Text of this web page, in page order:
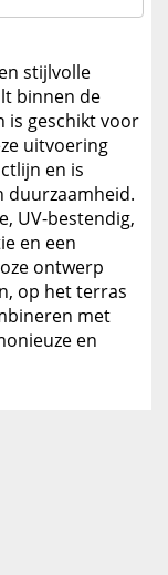
stijlvolle
binnen de
is geschikt voor
uitvoering
en is
UV-bestendig,
en een
ontwerp
op het terras
met
en